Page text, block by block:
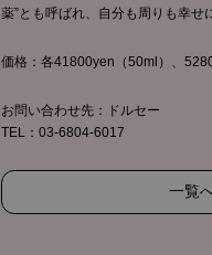
薬”とも呼ばれ、自分も周りも幸せ
価格：各41800yen（50ml）、
お問い合わせ先：ドルセー
TEL：03-6804-6017
一覧